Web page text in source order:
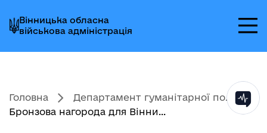
до
головного
меню
до
головного
вмісту
до
головного
колонтитула
Вінницька обласна
військова адміністрація
Головна
Департамент гуманітарної по...
Бронзова нагорода для Вінни...